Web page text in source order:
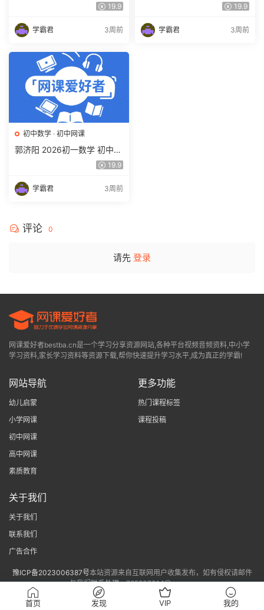
语培训班（秋上秋下·全国版·
19.9
学霸君 3周前
语春上 双语素养自主学习·TY·
19.9
学霸君 3周前
初中数学 · 初中网课
郭济阳 2026初一数学 初中数
学春上 数理思维自主学习·BS
19.9
学霸君 3周前
评论 0
请先 登录
网课爱好者bestba.cn是一个学习分享资源网站,各种平台视频音频资料,中小学
学习资料,家长学习资料等资源下载,帮你快速提升学习水平,成为真正的学霸!
网站导航
幼儿启蒙
小学网课
初中网课
高中网课
素质教育
更多功能
热门课程标签
课程投稿
关于我们
关于我们
联系我们
广告合作
豫ICP备2023006387号本站资源来自互联网用户收集发布，如有侵权请邮件
与我们联系处理。765807314@qq.com
首页 发现 VIP 我的